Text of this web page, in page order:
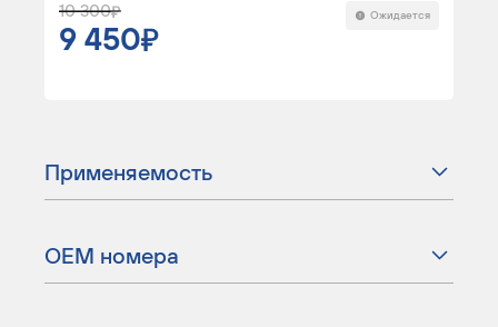
10 300
9 450
Ожидается
Применяемость
ОЕМ номера